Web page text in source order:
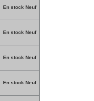
En stock Neuf
En stock Neuf
En stock Neuf
En stock Neuf